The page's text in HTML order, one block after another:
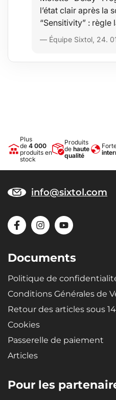
l’état clair après la
“Sensitivity” : règle
— Équipe Sixtol, 24.
Plus
de 4 000
produits en
stock
Produits
de haute
qualité
info@sixtol.com
Documents
Politique de
Conditions Générales de
Retour des articles sous
Cookies
Passerelle de paiement
Articles
Pour les